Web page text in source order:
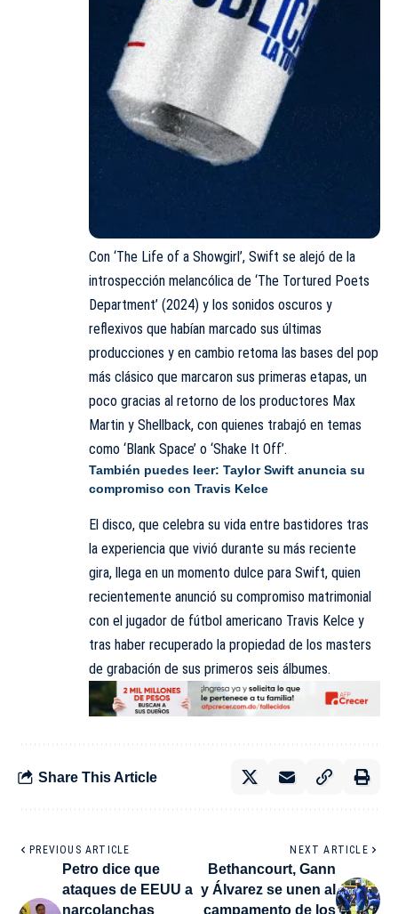
Con ‘The Life of a Showgirl’, Swift se alejó de la
introspección melancólica de ‘The Tortured Poets
Department’ (2024) y los sonidos oscuros y
reflexivos que habían marcado sus últimas
producciones y en cambio retoma las bases del pop
más clásico que marcaron sus primeras etapas, un
poco gracias al retorno de los productores Max
Martin y Shellback, con quienes trabajó en temas
como ‘Blank Space’ o ‘Shake It Off’.
También puedes leer: Taylor Swift anuncia su
compromiso con Travis Kelce
El disco, que celebra su vida entre bastidores tras
la experiencia que vivió durante su más reciente
gira, llega en un momento dulce para Swift, quien
recientemente anunció su compromiso matrimonial
con el jugador de fútbol americano Travis Kelce y
tras haber recuperado la propiedad de los masters
de grabación de sus primeros seis álbumes.
Share This Article
PREVIOUS ARTICLE
Petro dice que
ataques de EEUU a
narcolanchas
NEXT ARTICLE
Bethancourt, Gann
y Álvarez se unen al
campamento de los